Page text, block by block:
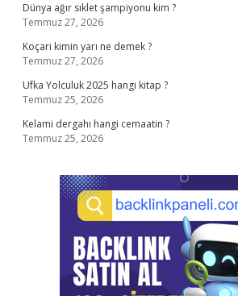
Dünya ağır sıklet şampiyonu kim ?
Temmuz 27, 2026
Koçari kimin yarı ne demek ?
Temmuz 27, 2026
Ufka Yolculuk 2025 hangi kitap ?
Temmuz 25, 2026
Kelami dergahı hangi cemaatin ?
Temmuz 25, 2026